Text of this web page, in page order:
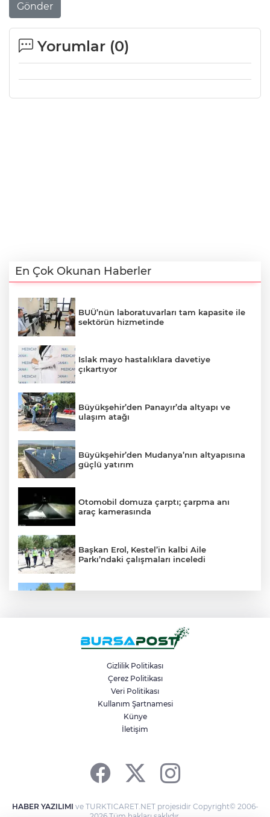
Gönder
Yorumlar (0)
En Çok Okunan Haberler
BUÜ’nün laboratuvarları tam kapasite ile
sektörün hizmetinde
Islak mayo hastalıklara davetiye
çıkartıyor
Büyükşehir’den Panayır’da altyapı ve
ulaşım atağı
Büyükşehir’den Mudanya’nın altyapısına
güçlü yatırım
Otomobil domuza çarptı; çarpma anı
araç kamerasında
Başkan Erol, Kestel’in kalbi Aile
Parkı’ndaki çalışmaları inceledi
Mahalleyi savaş alanına çevirdi, alkollü
Bir adımla hayata tutundu, motosikletli
duvara çarparak can verdi
Gizlilik Politikası
Çerez Politikası
Veri Politikası
Kullanım Şartnamesi
Künye
İletişim
HABER YAZILIMI ve TURKTICARET.NET projesidir Copyright© 2006-